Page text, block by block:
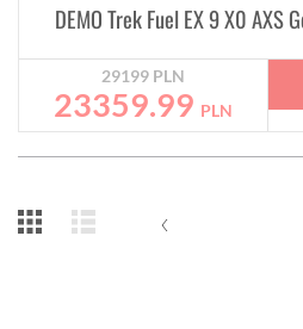
29199 PLN
23359.99 PLN